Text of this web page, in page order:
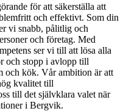
för att säkerställa att
och effektivt. Som din
vi snabb, pålitlig och
och företag. Med
ser vi till att lösa alla
och stopp i avlopp till
och kök. Vår ambition är att
kvalitet till
till det självklara valet när
i Bergvik.